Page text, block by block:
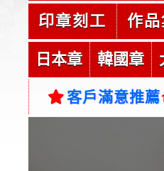
印章刻工 作品
日本章 韓國章
客戶滿意推薦